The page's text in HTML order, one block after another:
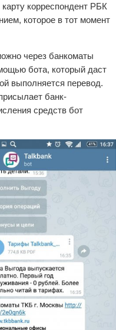
корреспондент РБК
которое в тот момент
через банкоматы
бота, который даст
выполняется перевод.
банк-
средств бот